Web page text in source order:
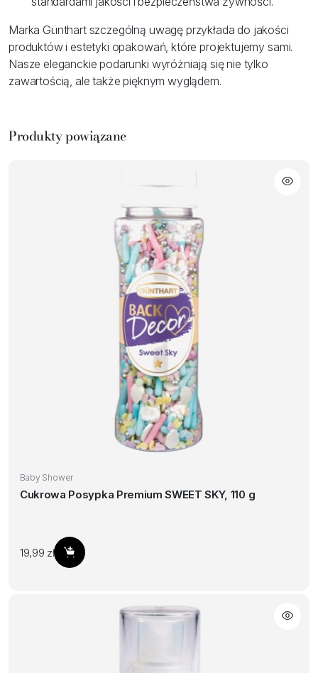
Marka Günthart szczególną uwagę przykłada do jakości
produktów i estetyki opakowań, które projektujemy sami.
Nasze eleganckie podarunki wyróżniają się nie tylko
zawartością, ale także pięknym wyglądem.
Produkty powiązane
Baby Shower
Cukrowa Posypka Premium SWEET SKY, 110 g
19,99 zł Dodaj do koszyka